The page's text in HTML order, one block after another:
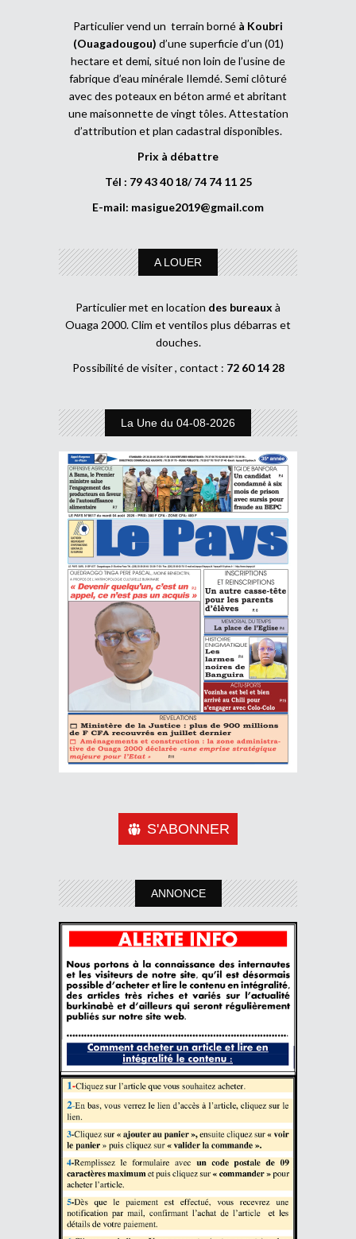
Particulier vend un terrain borné à Koubri
(Ouagadougou) d’une superficie d’un (01)
hectare et demi, situé non loin de l’usine de
fabrique d’eau minérale Ilemdé. Semi clôturé
avec des poteaux en béton armé et abritant
une maisonnette de vingt tôles. Attestation
d’attribution et plan cadastral disponibles.
Prix à débattre
Tél : 79 43 40 18/ 74 74 11 25
E-mail: masigue2019@gmail.com
A LOUER
Particulier met en location des bureaux à
Ouaga 2000. Clim et ventilos plus débarras et
douches.
Possibilité de visiter , contact : 72 60 14 28
La Une du 04-08-2026
S'ABONNER
ANNONCE